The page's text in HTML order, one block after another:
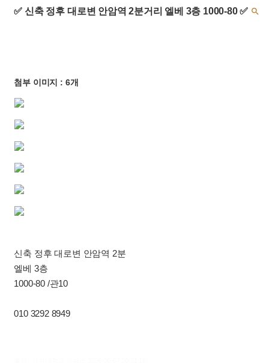
✅ 신축 정후 대로변 안암역 2분거리 엘베 3층 1000-80 ✅ 
첨부 이미지 : 6개
신축 정후 대로변 안암역 2분
엘베 3층
1000-80 /관10
010 3292 8949